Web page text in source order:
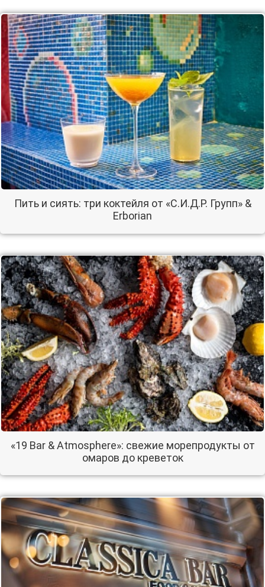
Пить и сиять: три коктейля от «С.И.Д.Р. Групп» &
Erborian
«19 Bar & Atmosphere»: свежие морепродукты от
омаров до креветок